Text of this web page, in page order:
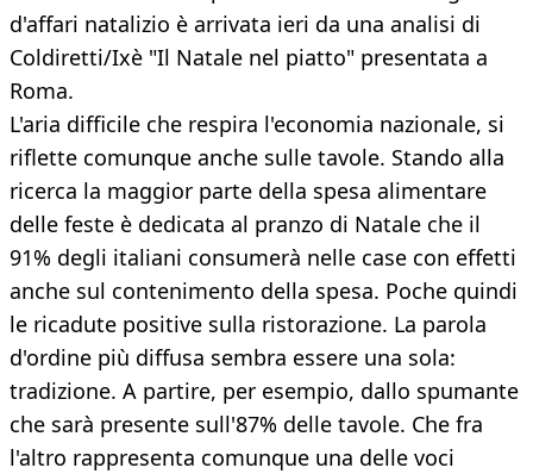
d'affari natalizio è arrivata ieri da una analisi di
Coldiretti/Ixè "Il Natale nel piatto" presentata a
Roma.
L'aria difficile che respira l'economia nazionale, si
riflette comunque anche sulle tavole. Stando alla
ricerca la maggior parte della spesa alimentare
delle feste è dedicata al pranzo di Natale che il
91% degli italiani consumerà nelle case con effetti
anche sul contenimento della spesa. Poche quindi
le ricadute positive sulla ristorazione. La parola
d'ordine più diffusa sembra essere una sola:
tradizione. A partire, per esempio, dallo spumante
che sarà presente sull'87% delle tavole. Che fra
l'altro rappresenta comunque una delle voci